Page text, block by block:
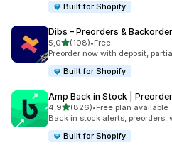
Built for Shopify
Dibs – Preorders &
5,05 yıldız üzerinden
(108)
toplam 108 değerlendirme
•Free
Preorder now with deposit,
Built for Shopify
Amp Back in Stock | Preorder
4,95 yıldız üzerinden
(826)
toplam 826 değerlendirme
•Free plan available
Back in stock alerts, preorders,
Built for Shopify